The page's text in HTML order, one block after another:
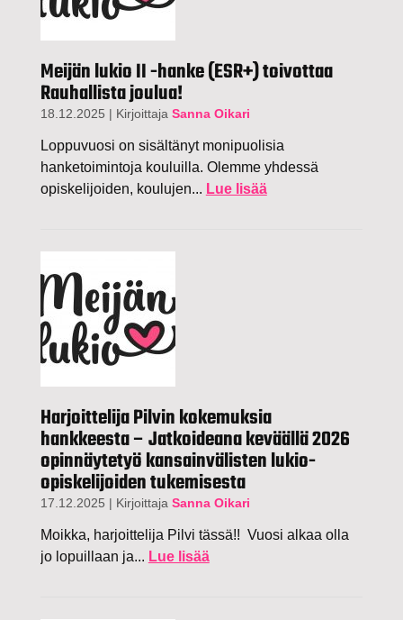
Meijän lukio II -hanke (ESR+) toivottaa
Rauhallista joulua!
18.12.2025 | Kirjoittaja Sanna Oikari
Loppuvuosi on sisältänyt monipuolisia
hanketoimintoja kouluilla. Olemme yhdessä
opiskelijoiden, koulujen... Lue lisää
Harjoittelija Pilvin kokemuksia
hankkeesta – Jatkoideana keväällä 2026
opinnäytetyö kansainvälisten lukio-
opiskelijoiden tukemisesta
17.12.2025 | Kirjoittaja Sanna Oikari
Moikka, harjoittelija Pilvi tässä!! Vuosi alkaa olla
jo lopuillaan ja... Lue lisää